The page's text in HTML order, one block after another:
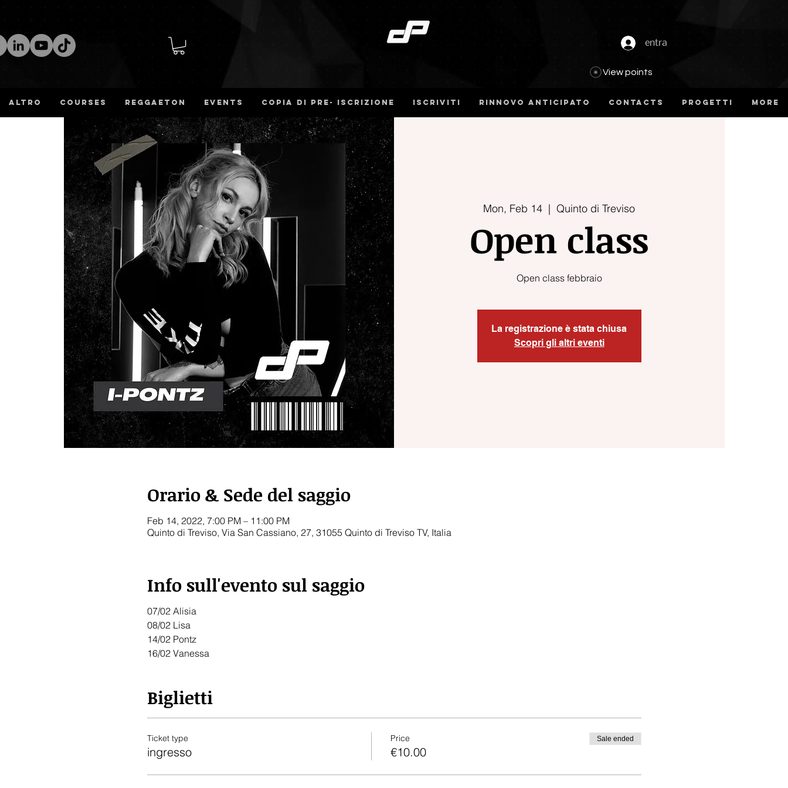
entra
View points
more
Progetti
Contacts
Rinnovo anticipato
iscriviti
Copia di pre- iscrizione
Events
REGGAETON
COURSES
altro
Mon, Feb 14
  |
Quinto di Treviso
Open class
Open class febbraio
La registrazione è stata chiusa
Scopri gli altri eventi
Orario & Sede del saggio
Feb 14, 2022, 7:00 PM – 11:00 PM
Quinto di Treviso, Via San Cassiano, 27, 31055 Quinto di Treviso TV, Italia
Info sull'evento sul saggio
07/02 Alisia
08/02 Lisa
14/02 Pontz
16/02 Vanessa
Biglietti
Ticket type
ingresso
Price
€10.00
Sale ended